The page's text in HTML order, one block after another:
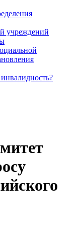
учреждений